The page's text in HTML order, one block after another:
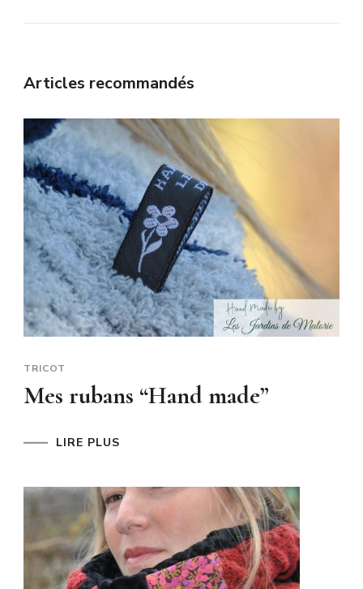
Articles recommandés
TRICOT
Mes rubans “Hand made”
LIRE PLUS